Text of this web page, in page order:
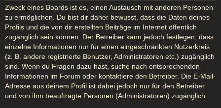
Zweck eines Boards ist es, einen Austausch mit anderen Personen
zu ermöglichen. Du bist dir daher bewusst, dass die Daten deines
Profils und die von dir erstellten Beiträge im Internet öffentlich
zugänglich sein können. Der Betreiber kann jedoch festlegen, dass
einzelne Informationen nur für einen eingeschränkten Nutzerkreis
(z. B. andere registrierte Benutzer, Administratoren etc.) zugänglich
sind. Wenn du Fragen dazu hast, suche nach entsprechenden
Informationen im Forum oder kontaktiere den Betreiber. Die E-Mail-
Adresse aus deinem Profil ist dabei jedoch nur für den Betreiber
und von ihm beauftragte Personen (Administratoren) zugänglich.